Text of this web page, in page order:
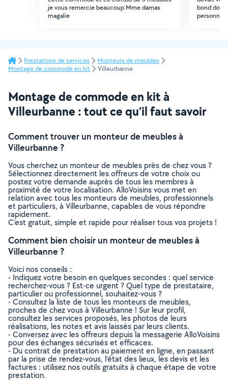
je vous remercie beaucoup Mme damas
magalie
bond
personne
Prestations de services
Monteurs de meubles
Montage de commode en kit
Villeurbanne
Montage de commode en kit à
Villeurbanne : tout ce qu’il faut savoir
Comment trouver un monteur de meubles à
Villeurbanne ?
Vous cherchez un monteur de meubles près de chez vous ?
Sélectionnez directement les offreurs de votre choix ou
postez votre demande auprès de tous les membres à
proximité de votre localisation. AlloVoisins vous met en
relation avec tous les monteurs de meubles, professionnels
et particuliers, à Villeurbanne, capables de vous répondre
rapidement.
C’est gratuit, simple et rapide pour réaliser tous vos projets !
Comment bien choisir un monteur de meubles à
Villeurbanne ?
Voici nos conseils :
- Indiquez votre besoin en quelques secondes : quel service
recherchez-vous ? Est-ce urgent ? Quel type de prestataire,
particulier ou professionnel, souhaitez-vous ?
- Consultez la liste de tous les monteurs de meubles,
proches de chez vous à Villeurbanne ! Sur leur profil,
consultez les services proposés, les photos de leurs
réalisations, les notes et avis laissés par leurs clients.
- Conversez avec les offreurs depuis la messagerie AlloVoisins
pour des échanges sécurisés et efficaces.
- Du contrat de prestation au paiement en ligne, en passant
par la prise de rendez-vous, l’état des lieux, les devis et les
factures : utilisez nos outils gratuits à chaque étape de votre
prestation.